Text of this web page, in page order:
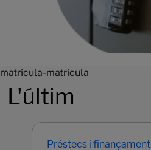
matricula-matricula
L'últim
Préstecs i finançament